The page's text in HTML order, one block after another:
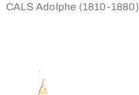
CALS Adolphe (1810-1880)